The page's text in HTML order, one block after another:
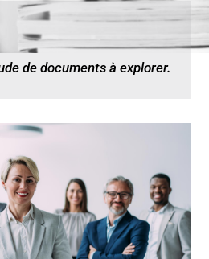
de documents à explorer.